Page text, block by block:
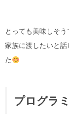
とっても美味しそう
家族に渡したいと
た
プログラ